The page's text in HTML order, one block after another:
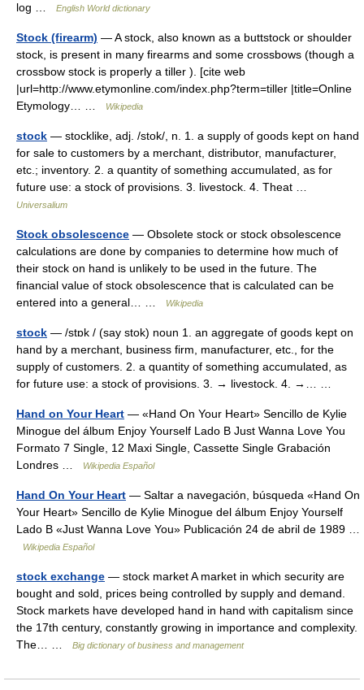
log …
English World dictionary
Stock (firearm) — A stock, also known as a buttstock or shoulder
stock, is present in many firearms and some crossbows (though a
crossbow stock is properly a tiller ). [cite web
|url=http://www.etymonline.com/index.php?term=tiller |title=Online
Etymology… …
Wikipedia
stock — stocklike, adj. /stok/, n. 1. a supply of goods kept on hand
for sale to customers by a merchant, distributor, manufacturer,
etc.; inventory. 2. a quantity of something accumulated, as for
future use: a stock of provisions. 3. livestock. 4. Theat …
Universalium
Stock obsolescence — Obsolete stock or stock obsolescence
calculations are done by companies to determine how much of
their stock on hand is unlikely to be used in the future. The
financial value of stock obsolescence that is calculated can be
entered into a general… …
Wikipedia
stock — /stɒk / (say stok) noun 1. an aggregate of goods kept on
hand by a merchant, business firm, manufacturer, etc., for the
supply of customers. 2. a quantity of something accumulated, as
for future use: a stock of provisions. 3. → livestock. 4. →… …
Hand on Your Heart — «Hand On Your Heart» Sencillo de Kylie
Minogue del álbum Enjoy Yourself Lado B Just Wanna Love You
Formato 7 Single, 12 Maxi Single, Cassette Single Grabación
Londres …
Wikipedia Español
Hand On Your Heart — Saltar a navegación, búsqueda «Hand On
Your Heart» Sencillo de Kylie Minogue del álbum Enjoy Yourself
Lado B «Just Wanna Love You» Publicación 24 de abril de 1989 …
Wikipedia Español
stock exchange — stock market A market in which security are
bought and sold, prices being controlled by supply and demand.
Stock markets have developed hand in hand with capitalism since
the 17th century, constantly growing in importance and complexity.
The… …
Big dictionary of business and management